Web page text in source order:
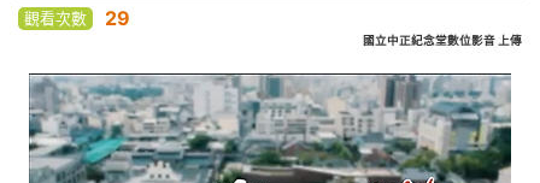
觀看次數 29
國立中正紀念堂數位影音 上傳